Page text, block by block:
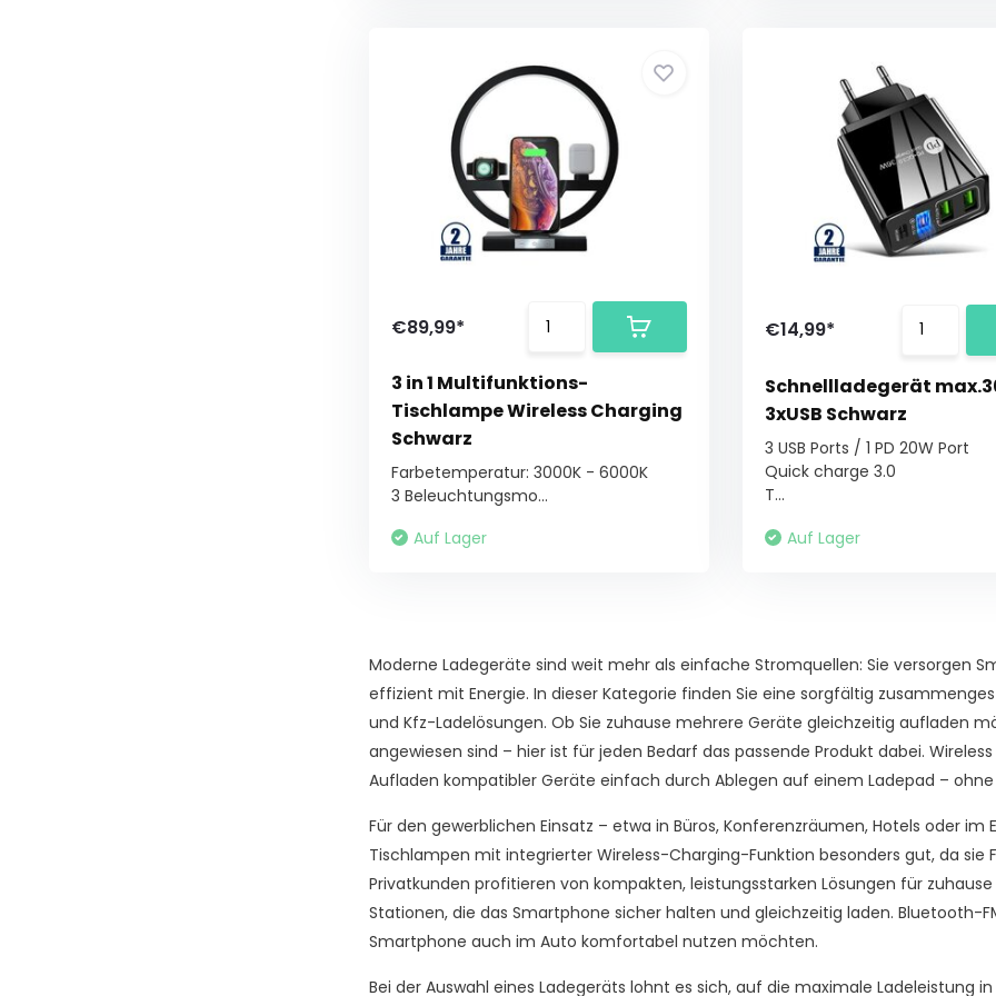
€89,99*
3 in 1 Multifunktions-
Tischlampe Wireless Charging
Schwarz
Farbetemperatur: 3000K - 6000K
3 Beleuchtungsmo...
Auf Lager
€14,99*
Schnellladegerät
3xUSB Schwarz
3 USB Ports / 1 PD 20W Port
Quick charge 3.0
T...
Auf Lager
Moderne Ladegeräte sind weit mehr als einfache Stromquellen: Sie versorgen
effizient mit Energie. In dieser Kategorie finden Sie eine sorgfältig
und Kfz-Ladelösungen. Ob Sie zuhause mehrere Geräte gleichzeitig aufladen
angewiesen sind – hier ist für jeden Bedarf das passende Produkt dabei.
Aufladen kompatibler Geräte einfach durch Ablegen auf einem Ladepad – ohne
Für den gewerblichen Einsatz – etwa in Büros, Konferenzräumen, Hotels oder
Tischlampen mit integrierter Wireless-Charging-Funktion besonders gut, da
Privatkunden profitieren von kompakten, leistungsstarken Lösungen für
Stationen, die das Smartphone sicher halten und gleichzeitig laden. Bluetooth-
Smartphone auch im Auto komfortabel nutzen möchten.
Bei der Auswahl eines Ladegeräts lohnt es sich, auf die maximale Ladeleistung